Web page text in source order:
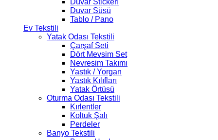
Duvar Süsü
Tablo / Pano
Ev Tekstili
Yatak Odası Tekstili
Çarşaf Seti
Dört Mevsim Set
Nevresim Takımı
Yastık / Yorgan
Yastık Kılıfları
Yatak Örtüsü
Oturma Odası Tekstili
Kırlentler
Koltuk Şalı
Perdeler
Banyo Tekstili